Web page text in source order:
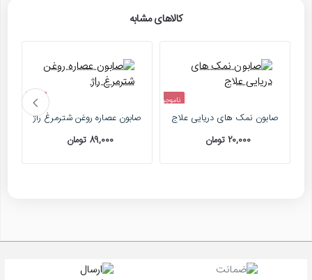
کالاهای مشابه
ناموجود
صابون نمک های دریایی علاج
20,000 تومان
ناموجود
صابون عصاره روغن شترمرغ راژ
89,000 تومان